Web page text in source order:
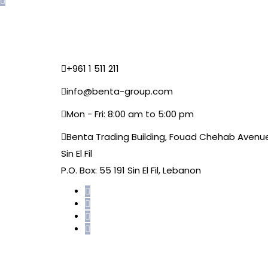
+961 1 511 211
info@benta-group.com
Mon - Fri: 8:00 am to 5:00 pm
Benta Trading Building, Fouad Chehab
Sin El Fil
P.O. Box: 55 191 Sin El Fil, Lebanon